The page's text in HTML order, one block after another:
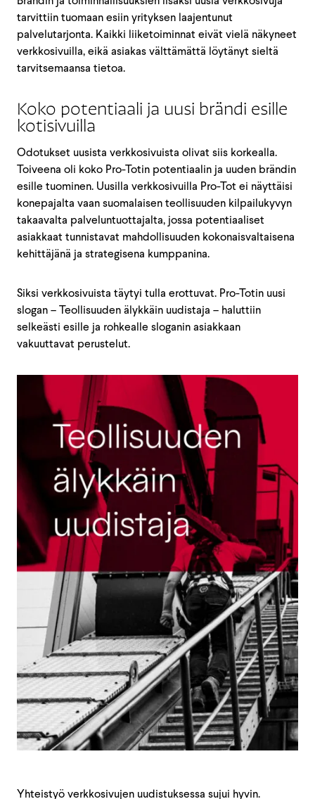
tarvittiin tuomaan esiin yrityksen laajentunut
palvelutarjonta. Kaikki liiketoiminnat eivät vielä näkyneet
verkkosivuilla, eikä asiakas välttämättä löytänyt sieltä
tarvitsemaansa tietoa.
Koko potentiaali ja uusi brändi esille
kotisivuilla
Odotukset uusista verkkosivuista olivat siis korkealla.
Toiveena oli koko Pro-Totin potentiaalin ja uuden brändin
esille tuominen. Uusilla verkkosivuilla Pro-Tot ei näyttäisi
konepajalta vaan suomalaisen teollisuuden kilpailukyvyn
takaavalta palveluntuottajalta, jossa potentiaaliset
asiakkaat tunnistavat mahdollisuuden kokonaisvaltaisena
kehittäjänä ja strategisena kumppanina.
Siksi verkkosivuista täytyi tulla erottuvat. Pro-Totin uusi
slogan – Teollisuuden älykkäin uudistaja – haluttiin
selkeästi esille ja rohkealle sloganin asiakkaan
vakuuttavat perustelut.
Yhteistyö verkkosivujen uudistuksessa sujui hyvin.